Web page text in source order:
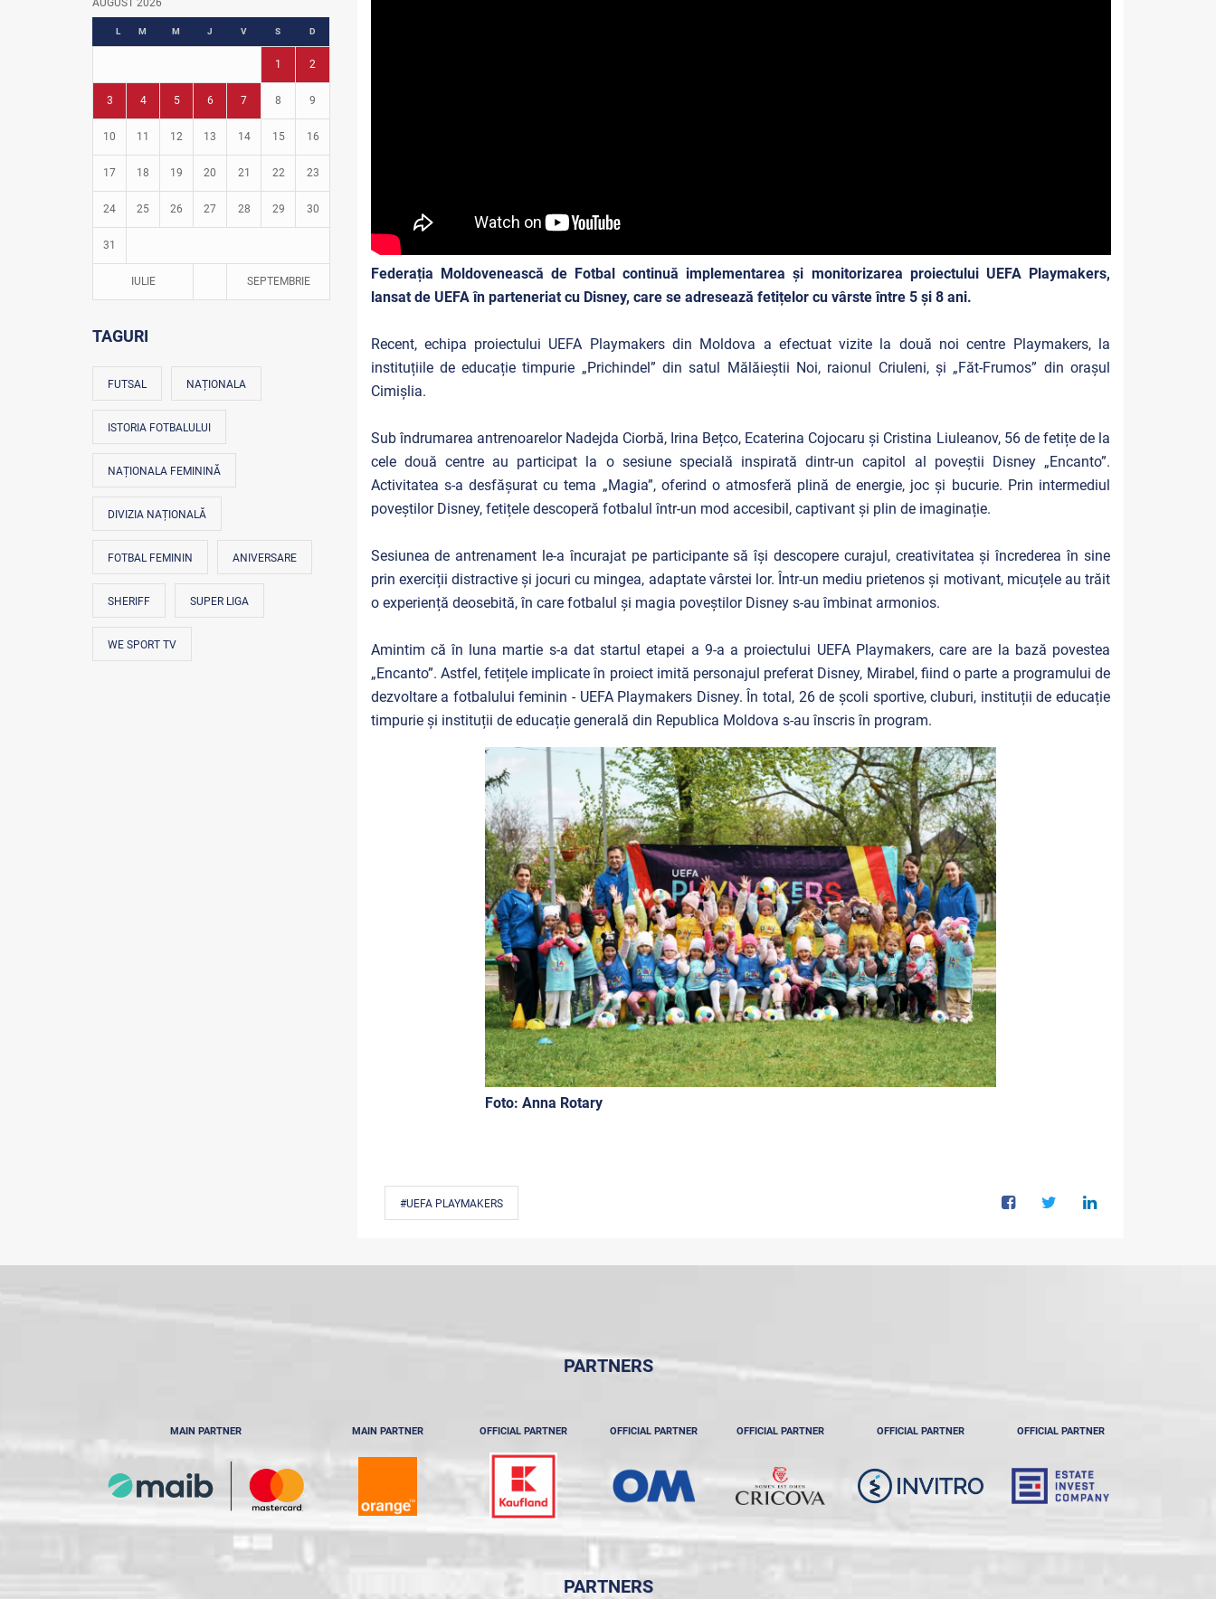
Fotbal în grădinițe
AUGUST 2026
L M M J V S D
1 2
3 4 5 6 7 8 9
10 11 12 13 14 15 16
17 18 19 20 21 22 23
24 25 26 27 28 29 30
31
IULIE SEPTEMBRIE
TAGURI
FUTSAL NAȚIONALA
ISTORIA FOTBALULUI
NAȚIONALA FEMININĂ
DIVIZIA NAȚIONALĂ
FOTBAL FEMININ ANIVERSARE
SHERIFF SUPER LIGA
WE SPORT TV
Federația Moldovenească de Fotbal continuă implementarea și monitorizarea proiectului UEFA Playmakers,
lansat de UEFA în parteneriat cu Disney, care se adresează fetițelor cu vârste între 5 și 8 ani.
Recent, echipa proiectului UEFA Playmakers din Moldova a efectuat vizite la două noi centre Playmakers, la
instituțiile de educație timpurie „Prichindel” din satul Mălăieștii Noi, raionul Criuleni, și „Făt-Frumos” din orașul
Cimișlia.
Sub îndrumarea antrenoarelor Nadejda Ciorbă, Irina Bețco, Ecaterina Cojocaru și Cristina Liuleanov, 56 de fetițe de la
cele două centre au participat la o sesiune specială inspirată dintr-un capitol al poveștii Disney „Encanto”.
Activitatea s-a desfășurat cu tema „Magia”, oferind o atmosferă plină de energie, joc și bucurie. Prin intermediul
poveștilor Disney, fetițele descoperă fotbalul într-un mod accesibil, captivant și plin de imaginație.
Sesiunea de antrenament le-a încurajat pe participante să își descopere curajul, creativitatea și încrederea în sine
prin exerciții distractive și jocuri cu mingea, adaptate vârstei lor. Într-un mediu prietenos și motivant, micuțele au trăit
o experiență deosebită, în care fotbalul și magia poveștilor Disney s-au îmbinat armonios.
Amintim că în luna martie s-a dat startul etapei a 9-a a proiectului UEFA Playmakers, care are la bază povestea
„Encanto”. Astfel, fetițele implicate în proiect imită personajul preferat Disney, Mirabel, fiind o parte a programului de
dezvoltare a fotbalului feminin - UEFA Playmakers Disney. În total, 26 de școli sportive, cluburi, instituții de educație
timpurie și instituții de educație generală din Republica Moldova s-au înscris în program.
Foto: Anna Rotary
#UEFA PLAYMAKERS
PARTNERS
MAIN PARTNER MAIN PARTNER OFFICIAL PARTNER OFFICIAL PARTNER OFFICIAL PARTNER OFFICIAL PARTNER OFFICIAL PARTNER
PARTNERS